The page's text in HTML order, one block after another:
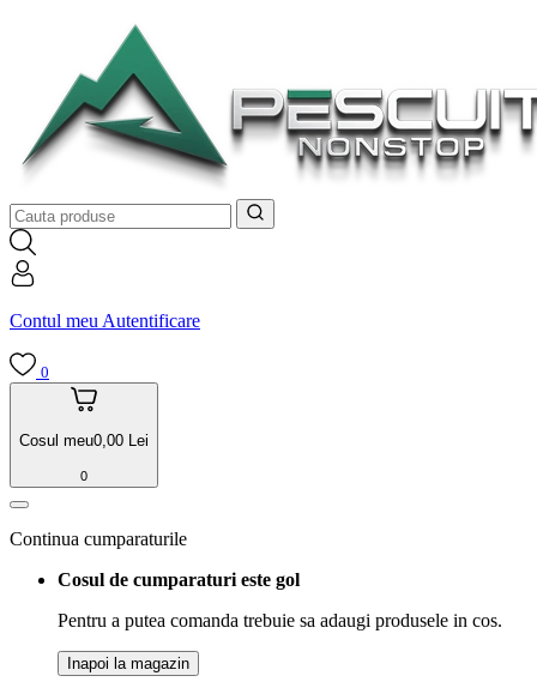
Contul meu Autentificare
0
Cosul meu0,00 Lei
0
Continua cumparaturile
Cosul de cumparaturi este gol
Pentru a putea comanda trebuie sa adaugi produsele in cos.
Inapoi la magazin